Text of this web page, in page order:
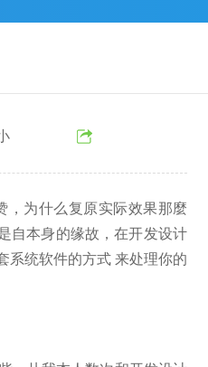
，为什么复原实际效果那麼
自本身的缘故，在开发设计
系统软件的方式 来处理你的